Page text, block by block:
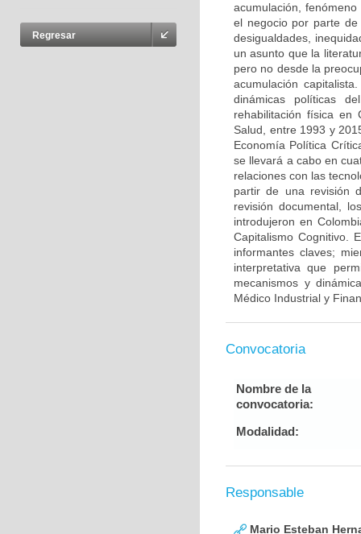
Regresar
acumulación,
el negocio por parte de
desigualdades,
un asunto que la
pero no desde la
acumulación
dinámicas políticas
rehabilitación física en
Salud, entre 1993 y
Economía Política
se llevará a cabo en
relaciones con las
partir de una revisión
revisión documental,
introdujeron en
Capitalismo Cognitivo.
informantes claves;
interpretativa que
mecanismos y
Médico Industrial y
Convocatoria
Nombre de la
convocatoria:
Modalidad:
Responsable
Mario Esteban